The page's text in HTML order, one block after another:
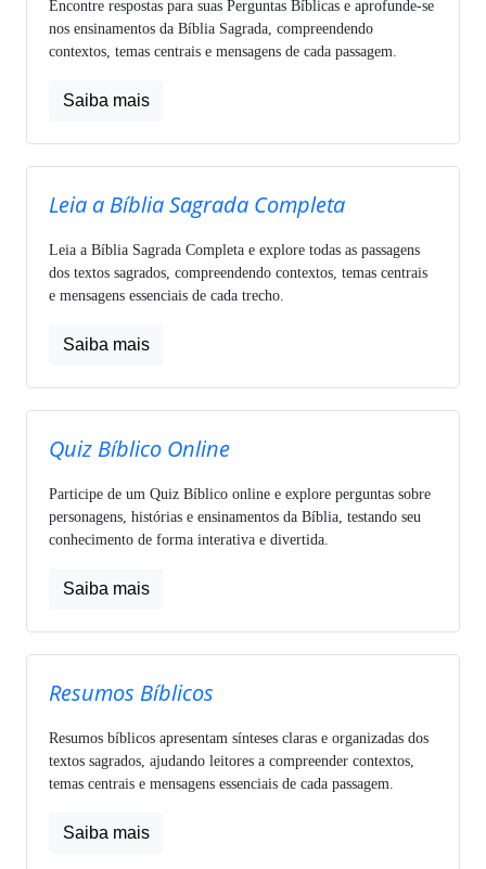
Encontre respostas para suas Perguntas Bíblicas e aprofunde-se
nos ensinamentos da Bíblia Sagrada, compreendendo
contextos, temas centrais e mensagens de cada passagem.
Saiba mais
Leia a Bíblia Sagrada Completa
Leia a Bíblia Sagrada Completa e explore todas as passagens
dos textos sagrados, compreendendo contextos, temas centrais
e mensagens essenciais de cada trecho.
Saiba mais
Quiz Bíblico Online
Participe de um Quiz Bíblico online e explore perguntas sobre
personagens, histórias e ensinamentos da Bíblia, testando seu
conhecimento de forma interativa e divertida.
Saiba mais
Resumos Bíblicos
Resumos bíblicos apresentam sínteses claras e organizadas dos
textos sagrados, ajudando leitores a compreender contextos,
temas centrais e mensagens essenciais de cada passagem.
Saiba mais